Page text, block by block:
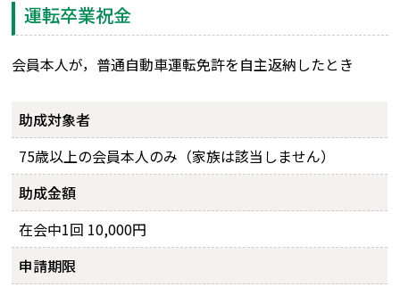
運転卒業祝金
会員本人が，普通自動車運転免許を自主返納したとき
助成対象者
75歳以上の会員本人のみ（家族は該当しません）
助成金額
在会中1回 10,000円
申請期限